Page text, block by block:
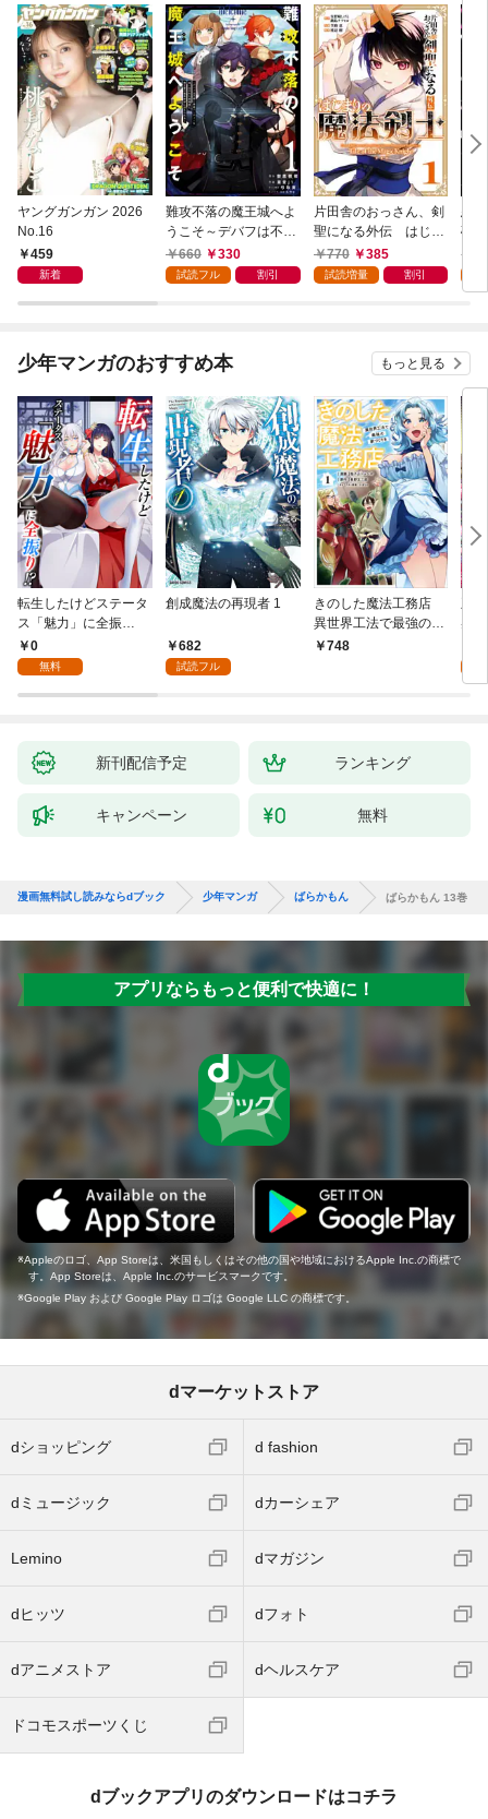
ヤングガンガン 2026
No.16
459
新着
難攻不落の魔王城へよ
うこそ～デバフは不要
と勇者パーティーを追
い出された黒魔導士、
660 330
試読フル 割引
片田舎のおっさん、剣
聖になる外伝 はじま
りの魔法剣士 1巻
770 385
試読増量 割引
悪
破
叩
つ
か
少年マンガのおすすめ本 もっと見る
転生したけどステータ
ス「魅力」に全振
り！？(1)
0
無料
創成魔法の再現者 1
682
試読フル
きのした魔法工務店
異世界工法で最強の家
づくりを（コミック）
748
兆
る
新刊配信予定 ランキング
キャンペーン 無料
漫画無料試し読みならdブック 少年マンガ ばらかもん ばらかもん 13巻
アプリならもっと便利で快適に！
Appleのロゴ、App Storeは、米国もしくはその他の国や地域におけるApple Inc.の商標で
す。App Storeは、Apple Inc.のサービスマークです。
Google Play および Google Play ロゴは Google LLC の商標です。
dマーケットストア
dショッピング d fashion
dミュージック dカーシェア
Lemino dマガジン
dヒッツ dフォト
dアニメストア dヘルスケア
ドコモスポーツくじ
dブックアプリのダウンロードはコチラ